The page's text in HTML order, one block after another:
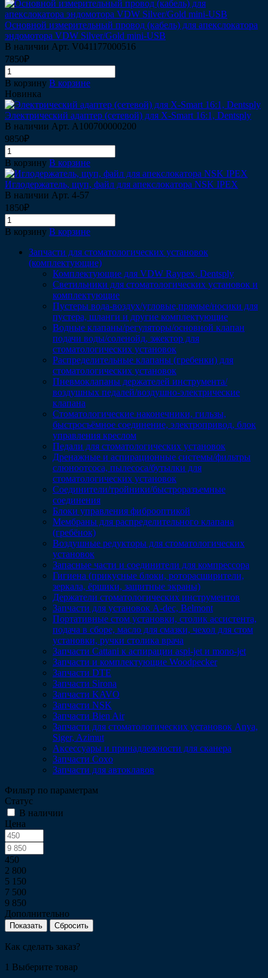
Основной измерительный провод (кабель) для апекслокатора
эндомотора VDW Silver/Gold mini-USB
В наличии Арт. V041177000516
7850₽
В корзину В корзине
Новинка
Электрический адаптер (сетевой) для X-Smart 16:1, Dentsply
В наличии Арт. A100700000200
9850₽
В корзину В корзине
Иглодержатель, щуп, файл для апекслокатора NSK IPEX
В наличии Арт. 4-57
1850₽
В корзину В корзине
Запчасти для стоматологических установок
(комплектующие)
Комплектующие для VDW Raypex, Dentsply
Светильники для стоматологических установок и
комплектующие
Пустеры вода-воздух/угловые,прямые/носики для
пустера, шланги и другие комплектующие
Водные клапаны/регуляторы/основной клапан
подачи воды/соленойд, эжектор для
стоматологических установок
Распределительные клапаны (гребенки) для
стоматологических установок
Пневмоклапаны держателей инструмента/
воздушных педалей/воздушно-электрические
клапана
Стоматологические наконечники, гильзы,
быстросъёмное соединение, электропривод, блок
управления креслом
Педали для стоматологических установок
Дренажные и аспирационные системы/фильтры
слюноотсоса, пылесоса/бутылки для
стоматологических установок
Соединители/тройники/быстроразъемные
соединения
Блоки управления фиброоптикой
Мембраны для распределительного клапана
(гребёнок)
Воздушные редукторы для стоматологических
установок
Запасные части и соединители для компрессора
Гигиена (прикусные блоки, роторасширители,
зеркала, ёршики, защитные экраны)
Держатели стоматологических инструментов
Запчасти для установок A-dec, Belmont
Портативные стом установки, столик ассистента,
подача в сборе, масло для смазки, чехол для стом
установки, ручки столика врача
Запчасти Cattani к аспирации aspi-jet и mono-jet
Запчасти и комплектующие Woodpecker
Запчасти DTE
Запчасти Sirona
Запчасти KAVO
Запчасти NSK
Запчасти Bien Air
Запчасти для стоматологических установок Anya,
Siger, Azimut
Аксессуары и принадлежности для сканера
Запчасти Coxo
Запчасти для автоклавов
Фильтр по параметрам
Статус
В наличии
Цена
450
2 800
5 150
7 500
9 850
Дополнительно
Сбросить
Как сделать заказ?
1 Выберите товар